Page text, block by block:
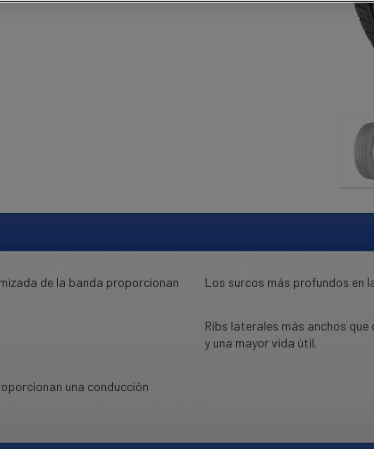
de la banda proporcionan
Los surcos más profundos en
Ribs laterales más anchos
y una mayor vida útil.
una conducción